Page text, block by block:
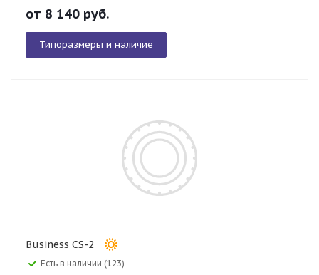
от 8 140 руб.
Типоразмеры и наличие
Business CS-2
Есть в наличии (123)